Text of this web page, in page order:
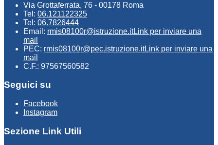
Via Grottaferrata, 76 - 00178 Roma
Tel: 06.121122325
Tel: 06.7826444
Email: rmis08100r@istruzione.itLink per inviare una
mail
PEC: rmis08100r@pec.istruzione.itLink per inviare una
mail
C.F.: 97567560582
Seguici su
Facebook
Instagram
Sezione Link Utili